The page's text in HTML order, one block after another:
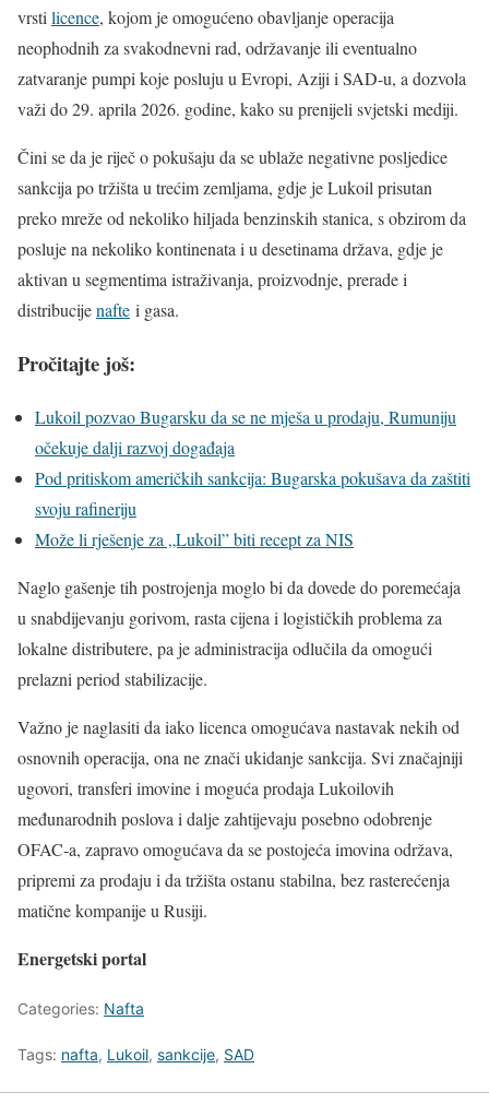
vrstilicence, kojom je omogućeno obavljanje operacija
neophodnih za svakodnevni rad, održavanje ili eventualno
zatvaranje pumpi koje posluju u Evropi, Aziji i SAD-u, a dozvola
važi do 29. aprila 2026. godine, kako su prenijeli svjetski mediji.
Čini se da je riječ o pokušaju da se ublaže negativne posljedice
sankcija po tržišta u trećim zemljama, gdje je Lukoil prisutan
preko mreže od nekoliko hiljada benzinskih stanica, s obzirom da
posluje na nekoliko kontinenata i u desetinama država, gdje je
aktivan u segmentima istraživanja, proizvodnje, prerade i
distribucijenafte i gasa.
Pročitajte još:
Lukoil pozvao Bugarsku da se ne mješa u prodaju, Rumuniju
očekuje dalji razvoj događaja
Pod pritiskom američkih sankcija: Bugarska pokušava da zaštiti
svoju rafineriju
Može li rješenje za „Lukoil” biti recept za NIS
Naglo gašenje tih postrojenja moglo bi da dovede do poremećaja
u snabdijevanju gorivom, rasta cijena i logističkih problema za
lokalne distributere, pa je administracija odlučila da omogući
prelazni period stabilizacije.
Važno je naglasiti da iako licenca omogućava nastavak nekih od
osnovnih operacija, ona ne znači ukidanje sankcija. Svi značajniji
ugovori, transferi imovine i moguća prodaja Lukoilovih
međunarodnih poslova i dalje zahtijevaju posebno odobrenje
OFAC-a, zapravo omogućava da se postojeća imovina održava,
pripremi za prodaju i da tržišta ostanu stabilna, bez rasterećenja
matične kompanije u Rusiji.
Energetski portal
Categories: Nafta
Tags: nafta, Lukoil, sankcije, SAD